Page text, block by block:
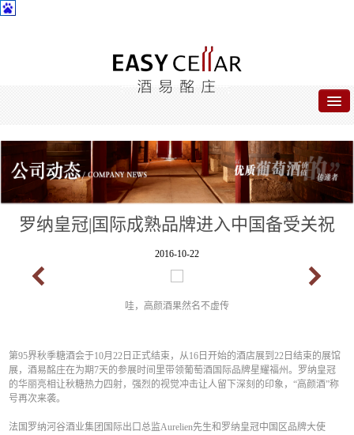
关于酒易
酒易名品
公司动态
合作专区
罗纳皇冠|国际成熟品牌进入中国备受关祝
2016-10-22
哇，高颜酒果然名不虚传
第95界秋季糖酒会于10月22日正式结束，从16日开始的酒店展到22日结束的展馆
展，酒易酩庄在为期7天的参展时间里带领葡萄酒国际品牌星耀福州。罗纳皇冠
的华丽亮相让秋糖热力四射，强烈的视觉冲击让人留下深刻的印象，“高颜酒”称
号再次来袭。
法国罗纳河谷酒业集团国际出口总监Aurelien先生和罗纳皇冠中国区品牌大使